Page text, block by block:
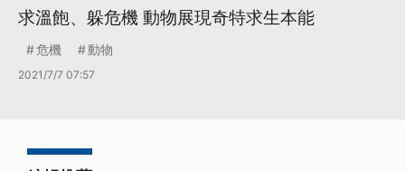
求溫飽、躲危機 動物展現奇特求生本能
危機 動物
2021/7/7 07:57